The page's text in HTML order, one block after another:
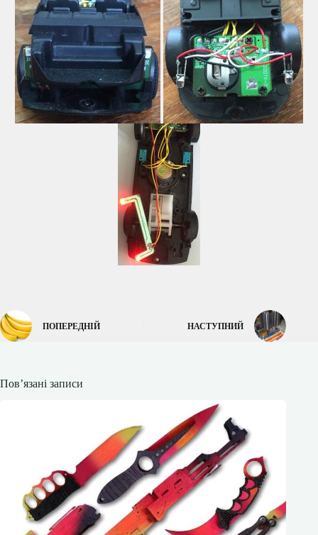
ПОПЕРЕДНІЙ НАСТУПНИЙ
Пов’язані записи